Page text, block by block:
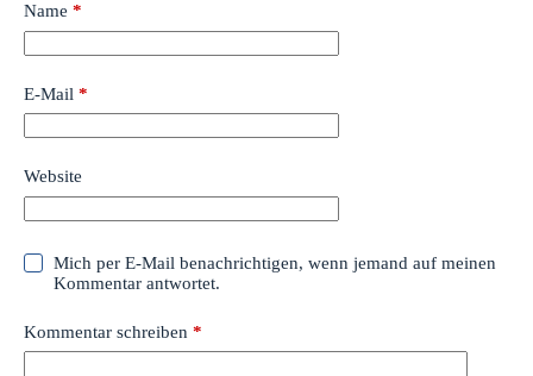
Name *
E-Mail *
Website
Mich per E-Mail benachrichtigen, wenn jemand auf meinen
Kommentar antwortet.
Kommentar schreiben *